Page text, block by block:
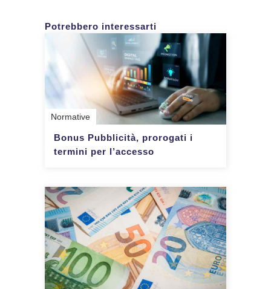
Potrebbero interessarti
Normative
Bonus Pubblicità, prorogati i
termini per l’accesso